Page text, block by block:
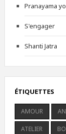
Pranayama
S'engager
Shanti Jatra
ÉTIQUETTES
AMOUR
ATELIER